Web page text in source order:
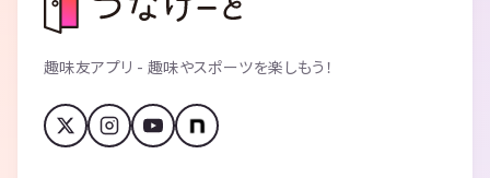
趣味友アプリ - 趣味やスポーツを楽しもう！